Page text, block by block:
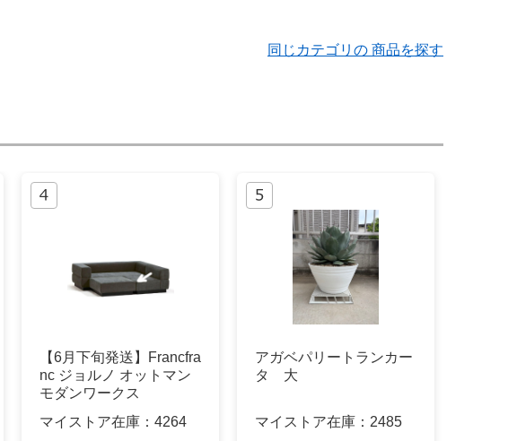
同じカテゴリの 商品を探す
【6月下旬発送】Francfra
nc ジョルノ オットマン
モダンワークス
マイストア在庫： 4264
アガベパリートランカー
タ 大
マイストア在庫： 2485